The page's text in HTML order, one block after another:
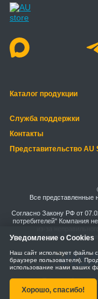
Каталог продукции
Служба поддержки
Контакты
Представительство AU
Все представленные
Согласно Закону РФ от
потребителей" Компания
Правила
Уведомление о Cookies
Наш сайт использует файлы
браузере пользователя).
использование нами ваших
Хорошо, спасибо!